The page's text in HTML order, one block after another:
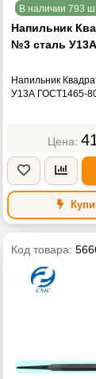
В наличии 793
Напильник
№3 сталь
Напильник
У13А ГОСТ1465-
Код товара: